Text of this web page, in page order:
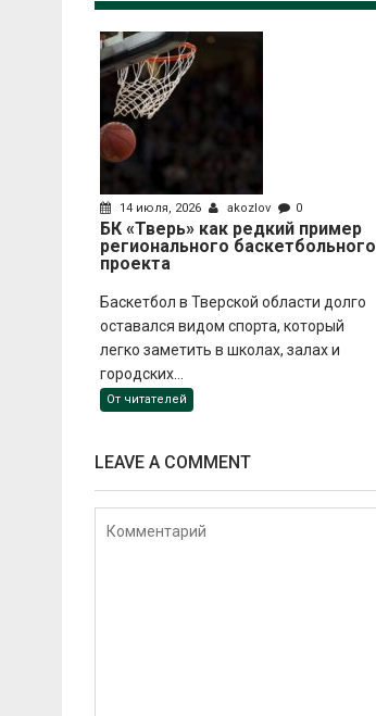
14 июля, 2026 akozlov 0
БК «Тверь» как редкий пример
регионального баскетбольного
проекта
Баскетбол в Тверской области долго
оставался видом спорта, который
легко заметить в школах, залах и
городских...
От читателей
LEAVE A COMMENT